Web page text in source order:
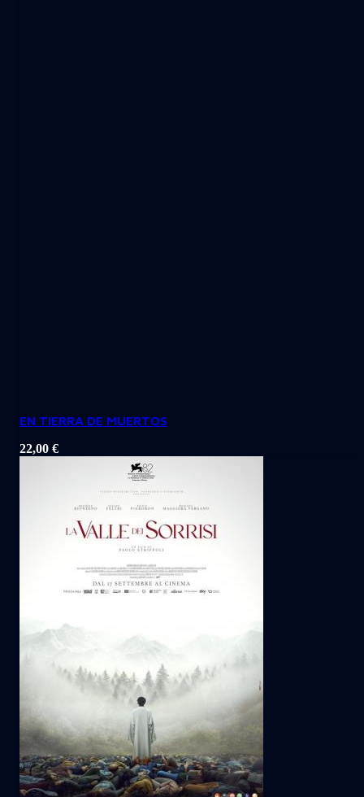
EN TIERRA DE MUERTOS
22,00 €